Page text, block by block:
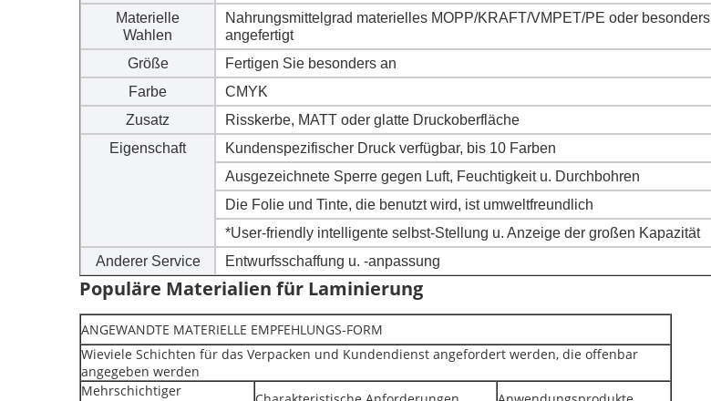
Materielle
Wahlen
Nahrungsmittelgrad materielles MOPP/KRAFT/VMPET/PE oder besonders
angefertigt
Größe
Fertigen Sie besonders an
Farbe
CMYK
Zusatz
Risskerbe, MATT oder glatte Druckoberfläche
Eigenschaft
Kundenspezifischer Druck verfügbar, bis 10 Farben
Ausgezeichnete Sperre gegen Luft, Feuchtigkeit u. Durchbohren
Die Folie und Tinte, die benutzt wird, ist umweltfreundlich
*User-friendly intelligente selbst-Stellung u. Anzeige der großen Kapazität
Anderer Service
Entwurfsschaffung u. -anpassung
Populäre Materialien für Laminierung
ANGEWANDTE MATERIELLE EMPFEHLUNGS-FORM
Wieviele Schichten für das Verpacken und Kundendienst angefordert werden, die offenbar
angegeben werden
Mehrschichtiger